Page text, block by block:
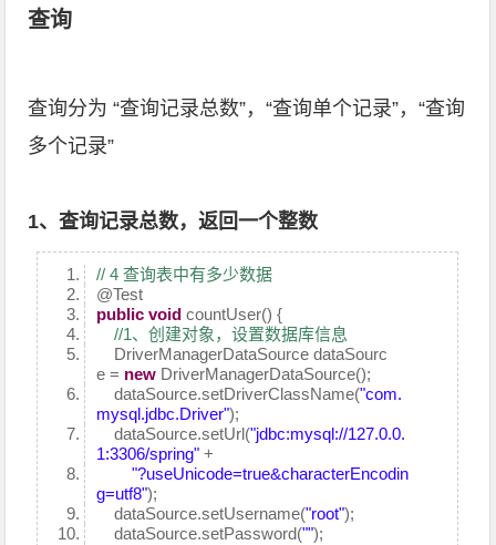
查询
查询分为 “查询记录总数”，“查询单个记录”，“查询
多个记录”
1、查询记录总数，返回一个整数
// 4 查询表中有多少数据
@Test
public void countUser() {
//1、创建对象，设置数据库信息
DriverManagerDataSource dataSourc
e = new DriverManagerDataSource();
dataSource.setDriverClassName("com.
mysql.jdbc.Driver");
dataSource.setUrl("jdbc:mysql://127.0.0.
1:3306/spring" +
"?useUnicode=true&characterEncodin
g=utf8");
dataSource.setUsername("root");
dataSource.setPassword("");